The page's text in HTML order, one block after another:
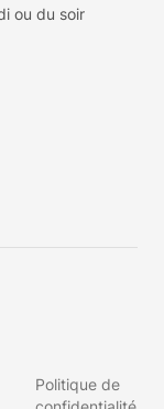
ou du soir
Politique de